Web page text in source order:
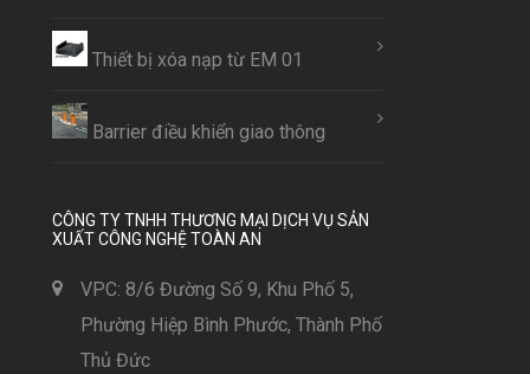
Thiết bị xóa nạp từ EM 01
Barrier điều khiển giao thông
CÔNG TY TNHH THƯƠNG MẠI DỊCH VỤ SẢN
XUẤT CÔNG NGHỆ TOÀN AN
VPC: 8/6 Đường Số 9, Khu Phố 5,
Phường Hiệp Bình Phước, Thành Phố
Thủ Đức